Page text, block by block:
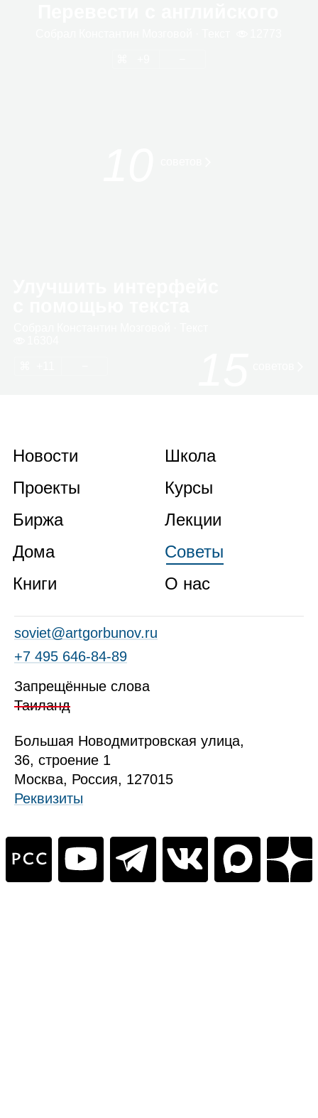
Новости
Проекты
Биржа
Дома
Книги
Школа
Курсы
Лекции
Советы
О нас
soviet@artgorbunov.ru
+7 495 646‑84‑89
Запрещённые слова
Таиланд
Большая Новодмитровская улица,
36, строение 1
Москва, Россия, 127015
Реквизиты